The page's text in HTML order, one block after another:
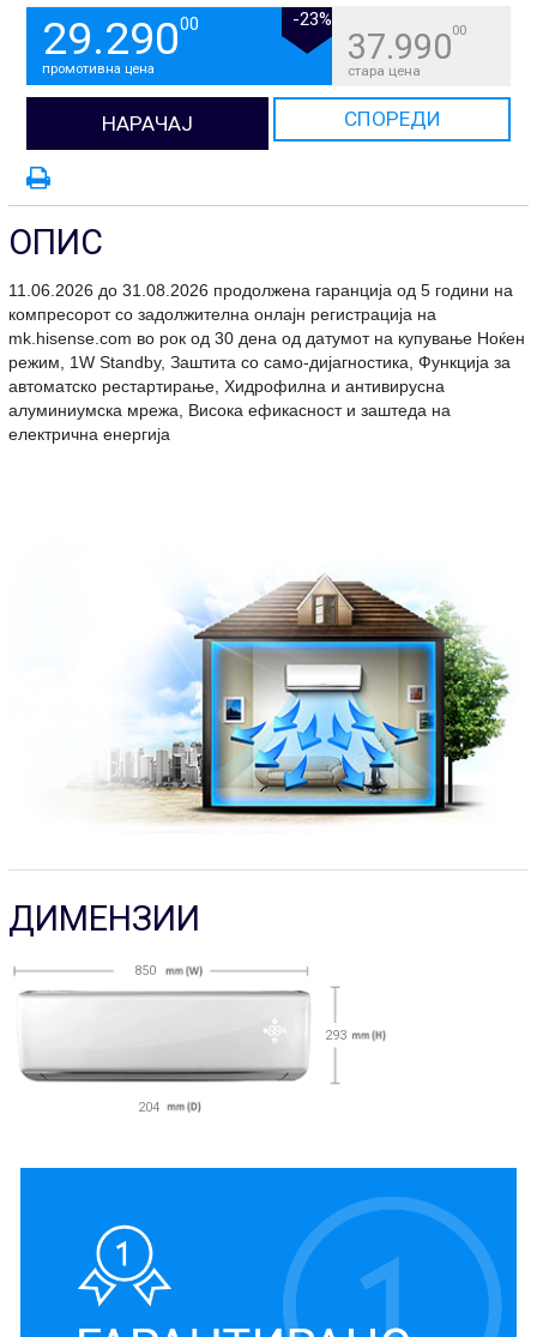
29.29000 -23%
промотивна цена
37.99000
стара цена
НАРАЧАЈ СПОРЕДИ
ОПИС
11.06.2026 до 31.08.2026 продолжена гаранција од 5 години на
компресорот со задолжителна онлајн регистрација на
mk.hisense.com во рок од 30 дена од датумот на купување Ноќен
режим, 1W Standby, Заштита со само-дијагностика, Функција за
автоматско рестартирање, Хидрофилна и антивирусна
алуминиумска мрежа, Висока ефикасност и заштеда на
електрична енергија
ДИМЕНЗИИ
850
293
204